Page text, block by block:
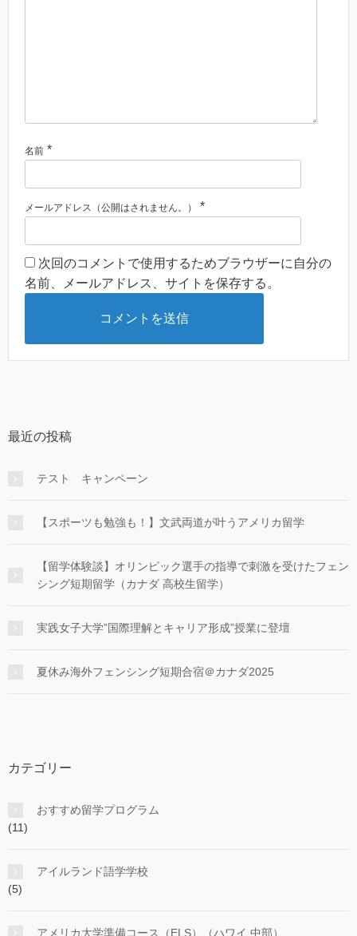
名前 *
メールアドレス（公開はされません。） *
次回のコメントで使用するためブラウザーに自分の
名前、メールアドレス、サイトを保存する。
最近の投稿
テスト キャンペーン
【スポーツも勉強も！】文武両道が叶うアメリカ留学
【留学体験談】オリンピック選手の指導で刺激を受けたフェン
シング短期留学（カナダ 高校生留学）
実践女子大学”国際理解とキャリア形成”授業に登壇
夏休み海外フェンシング短期合宿＠カナダ2025
カテゴリー
おすすめ留学プログラム
(11)
アイルランド語学学校
(5)
アメリカ大学準備コース（ELS）（ハワイ,中部）